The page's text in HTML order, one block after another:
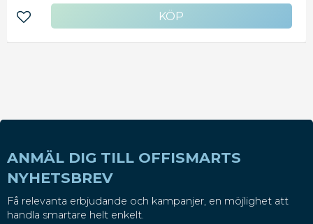
Lägg till i favoriter
ANMÄL DIG TILL OFFISMARTS
NYHETSBREV
Få relevanta erbjudande och kampanjer, en möjlighet att
handla smartare helt enkelt.